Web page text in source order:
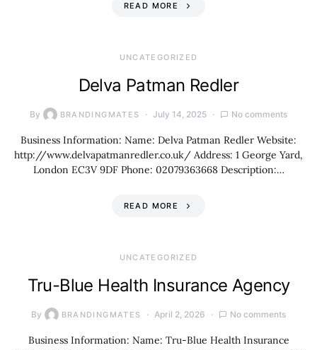
READ MORE
UNCATEGORIZED
Delva Patman Redler
By BRANDINGMATES July 14, 2025 No comments
Business Information: Name: Delva Patman Redler Website:
http://www.delvapatmanredler.co.uk/ Address: 1 George Yard,
London EC3V 9DF Phone: 02079363668 Description:…
READ MORE
UNCATEGORIZED
Tru-Blue Health Insurance Agency
By BRANDINGMATES April 2, 2026 No comments
Business Information: Name: Tru-Blue Health Insurance